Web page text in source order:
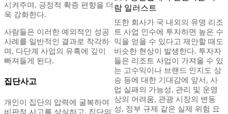
시켜주며, 긍정적 확증 편향을 더
욱 강화한다.
사람들은 이러한 예외적인 성공
사례를 일반적인 결과로 착각하
며, 다단계 사업의 유혹에 깊이
빠져들게 된다.
집단사고
개인이 집단의 압력에 굴복하여
비판적 사고를 상실하고, 집단의
또한 회사가 국 내외의 유명 리조
트 사업 인수에 투자하면 높은 수
익을 얻을 수 있다고 제안할 때도
비슷한 현상이 발생한다. 투자자
들은 리조트 사업이 가져올 수 있
는 고수익이나 브랜드 인지도 상
승 등에 대한 기대감에 앞서, 사
업 실패의 가능성, 관리 및 운영
상의 어려움, 관광 시장의 변동
성, 정부 규제 같은 실제 위험 요